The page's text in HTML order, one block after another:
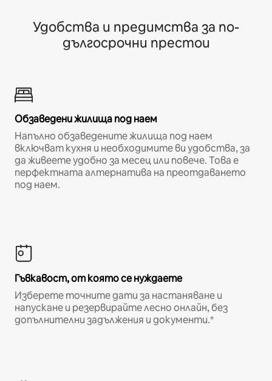
Удобства и предимства за по-
дългосрочни престои
Обзаведени жилища под наем
Напълно обзаведените жилища под наем
включват кухня и необходимите ви удобства, за
да живеете удобно за месец или повече. Това е
перфектната алтернатива на преотдаването
под наем.
Гъвкавост, от която се нуждаете
Изберете точните дати за настаняване и
напускане и резервирайте лесно онлайн, без
допълнителни задължения и документи.*